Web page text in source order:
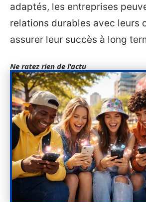
adaptés, les entreprises
relations durables avec leurs
assurer leur succès à long
Ne ratez rien de l'actu